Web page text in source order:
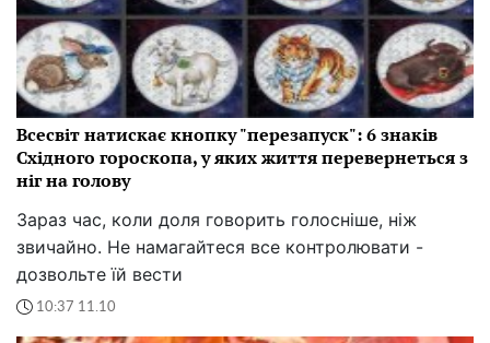
Всесвіт натискає кнопку "перезапуск": 6 знаків
Східного гороскопа, у яких життя перевернеться з
ніг на голову
Зараз час, коли доля говорить голосніше, ніж
звичайно. Не намагайтеся все контролювати -
дозвольте їй вести
10:37 11.10